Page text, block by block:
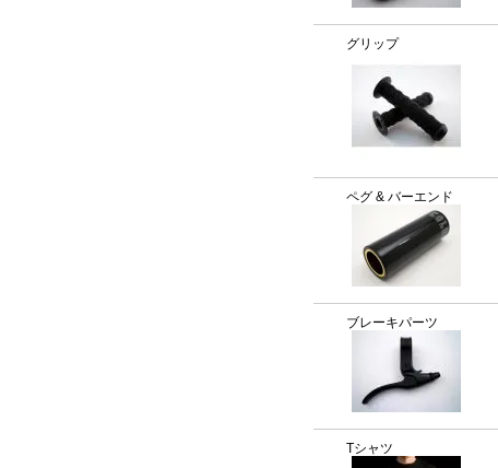
グリップ
ペグ & バーエンド
ブレーキパーツ
Tシャツ